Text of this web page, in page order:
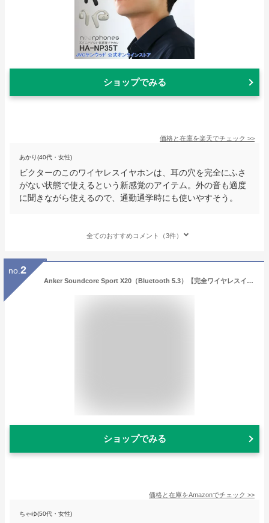
ショップでみる
価格と在庫を楽天でチェック >>
あかり(40代・女性)
ビクターのこのワイヤレスイヤホンは、耳の穴を完全にふさ
がない状態で使えるという新感覚のアイテム。外の音も適度
に聞きながら使えるので、通勤通学時にも使いやすそう。
全てのおすすめコメント（3件）
no. 2
Anker Soundcore Sport X20（Bluetooth 5.3）【完全ワイヤレスイヤホン/カナル型/耳掛け/フック型/アクティブノイズキャンセリング/外音取り込み/音声通話 / IP68防塵防水規格/ 完全防塵・防水/最大48時間音楽再生 / 専用アプリ対応/PSE技術基準適合】ブラック
ショップでみる
価格と在庫をAmazonでチェック >>
ちゃゆ(50代・女性)